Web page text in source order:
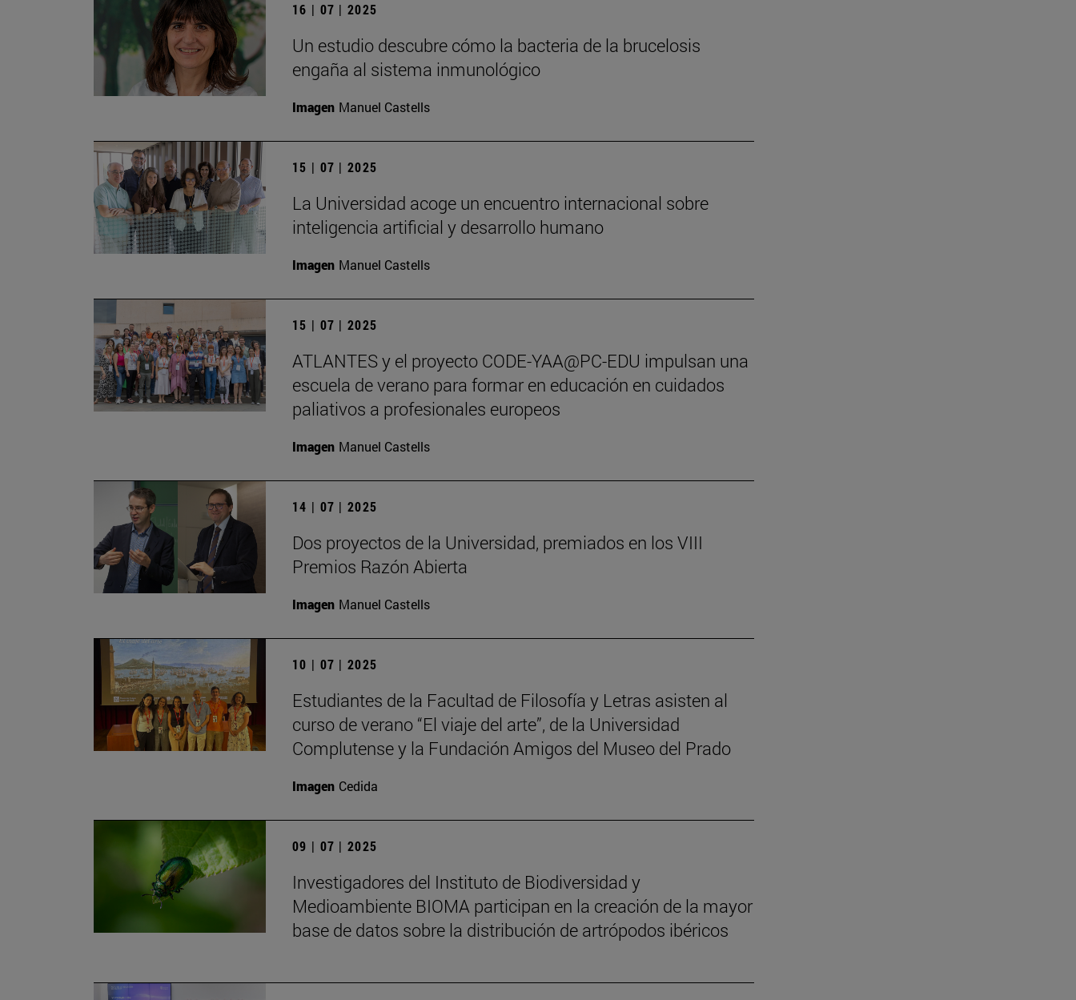
16 | 07 | 2025
Un estudio descubre cómo la bacteria de la brucelosis
engaña al sistema inmunológico
Imagen Manuel Castells
15 | 07 | 2025
La Universidad acoge un encuentro internacional sobre
inteligencia artificial y desarrollo humano
Imagen Manuel Castells
15 | 07 | 2025
ATLANTES y el proyecto CODE-YAA@PC-EDU impulsan una
escuela de verano para formar en educación en cuidados
paliativos a profesionales europeos
Imagen Manuel Castells
14 | 07 | 2025
Dos proyectos de la Universidad, premiados en los VIII
Premios Razón Abierta
Imagen Manuel Castells
10 | 07 | 2025
Estudiantes de la Facultad de Filosofía y Letras asisten al
curso de verano “El viaje del arte”, de la Universidad
Complutense y la Fundación Amigos del Museo del Prado
Imagen Cedida
09 | 07 | 2025
Investigadores del Instituto de Biodiversidad y
Medioambiente BIOMA participan en la creación de la mayor
base de datos sobre la distribución de artrópodos ibéricos